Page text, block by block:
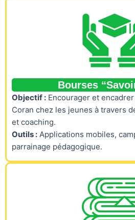
Bourses
Objectif : Encourager et
Coran chez les jeunes à travers
et coaching.
Outils : Applications mobiles,
parrainage pédagogique.